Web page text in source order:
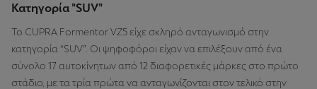
Κατηγορία "SUV"
Το CUPRA Formentor VZ5 είχε σκληρό ανταγωνισμό στην
κατηγορία “SUV”. Οι ψηφοφόροι είχαν να επιλέξουν από ένα
σύνολο 17 αυτοκίνητων από 12 διαφορετικές μάρκες στο πρώτο
στάδιο, με τα τρία πρώτα να ανταγωνίζονται στον τελικό στην